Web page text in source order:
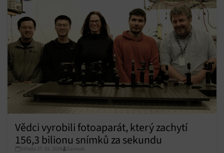
Vědci vyrobili fotoaparát, který zachytí
156,3 bilionu snímků za sekundu
Středa 27. 03. 2024 Samuel